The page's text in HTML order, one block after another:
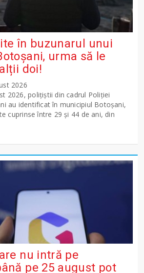
în buzunarul unui
urma să le
doi!
2026
2026, polițiștii din cadrul Poliției
au identificat în municipiul Botoșani,
cuprinse între 29 și 44 de ani, din
nu intră pe
pe 25 august pot